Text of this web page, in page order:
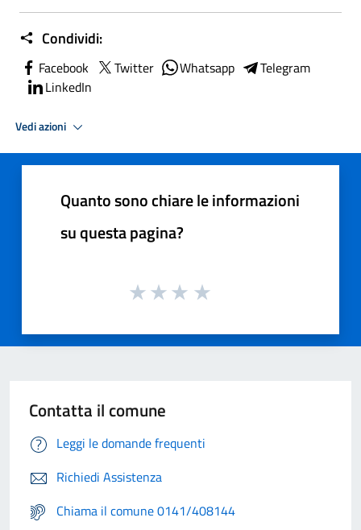
Condividi:
Facebook Twitter Whatsapp
Telegram
LinkedIn
Vedi azioni
Quanto sono chiare le informazioni
su questa pagina?
Contatta il comune
Leggi le domande frequenti
Richiedi Assistenza
Chiama il comune 0141/408144